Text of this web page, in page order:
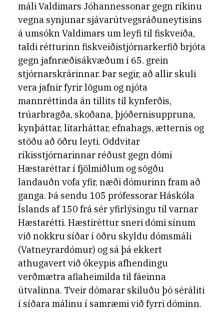
máli Valdimars Jóhannessonar gegn ríkinu
vegna synjunar sjávarútvegsráðuneytisins
á umsókn Valdimars um leyfi til fiskveiða,
taldi rétturinn fiskveiðistjórnarkerfið brjóta
gegn jafnræðisákvæðum í 65. grein
stjórnarskrárinnar. Þar segir, að allir skuli
vera jafnir fyrir lögum og njóta
mannréttinda án tillits til kynferðis,
trúarbragða, skoðana, þjóðernisuppruna,
kynþáttar, litarháttar, efnahags, ætternis og
stöðu að öðru leyti. Oddvitar
ríkisstjórnarinnar réðust gegn dómi
Hæstaréttar í fjölmiðlum og sögðu
landauðn vofa yfir, næði dómurinn fram að
ganga. Þá sendu 105 prófessorar Háskóla
Íslands af 150 frá sér yfirlýsingu til varnar
Hæstarétti. Hæstiréttur sneri dómi sínum
við nokkru síðar í öðru skyldu dómsmáli
(Vatneyrardómur) og sá þá ekkert
athugavert við ókeypis afhendingu
verðmætra aflaheimilda til fáeinna
útvalinna. Tveir dómarar skiluðu þó séráliti
í síðara málinu í samræmi við fyrri dóminn.